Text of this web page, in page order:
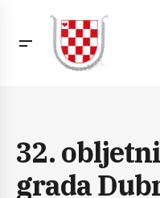
32.
grada